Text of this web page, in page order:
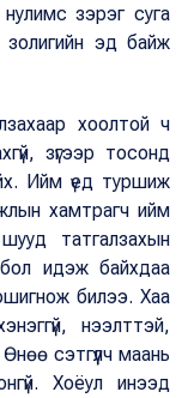
зэрэг суга
эд байж
хоолтой ч
зүгээр тосонд
Ийм үед туршиж
хамтрагч ийм
татгалзахын
идэж байхдаа
билээ. Хаа
нээлттэй,
сэтгүүлч маань
Хоёул инээд